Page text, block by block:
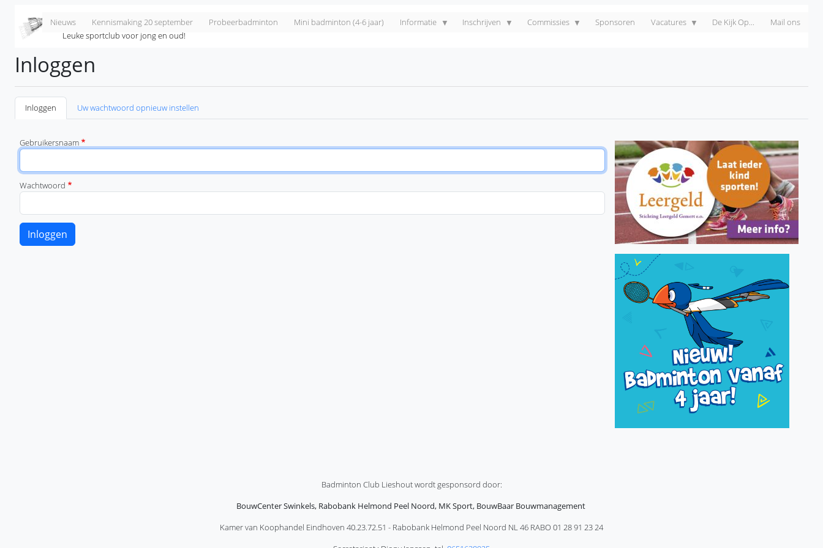
Badminton Club Lieshout
Leuke sportclub voor jong en oud!
Nieuws Kennismaking 20 september Probeerbadminton Mini badminton (4-6 jaar) Informatie Inschrijven Commissies Sponsoren Vacatures De Kijk Op... Mail ons
Inloggen
Primaire tabs
Inloggen (actieve tabblad)
Uw wachtwoord opnieuw instellen
Gebruikersnaam
Wachtwoord
Badminton Club Lieshout wordt gesponsord door:
BouwCenter Swinkels, Rabobank Helmond Peel Noord, MK Sport, BouwBaar Bouwmanagement
Kamer van Koophandel Eindhoven 40.23.72.51 - Rabobank Helmond Peel Noord NL 46 RABO 01 28 91 23 24